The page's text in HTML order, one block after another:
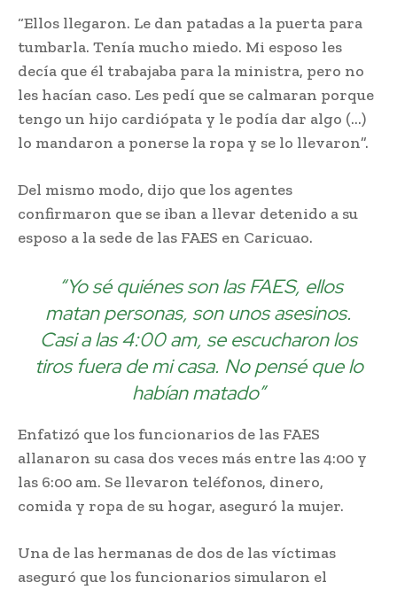
“Ellos llegaron. Le dan patadas a la puerta para
tumbarla. Tenía mucho miedo. Mi esposo les
decía que él trabajaba para la ministra, pero no
les hacían caso. Les pedí que se calmaran porque
tengo un hijo cardiópata y le podía dar algo (…)
lo mandaron a ponerse la ropa y se lo llevaron”.
Del mismo modo, dijo que los agentes
confirmaron que se iban a llevar detenido a su
esposo a la sede de las FAES en Caricuao.
“Yo sé quiénes son las FAES, ellos
matan personas, son unos asesinos.
Casi a las 4:00 am, se escucharon los
tiros fuera de mi casa. No pensé que lo
habían matado”
Enfatizó que los funcionarios de las FAES
allanaron su casa dos veces más entre las 4:00 y
las 6:00 am. Se llevaron teléfonos, dinero,
comida y ropa de su hogar, aseguró la mujer.
Una de las hermanas de dos de las víctimas
aseguró que los funcionarios simularon el